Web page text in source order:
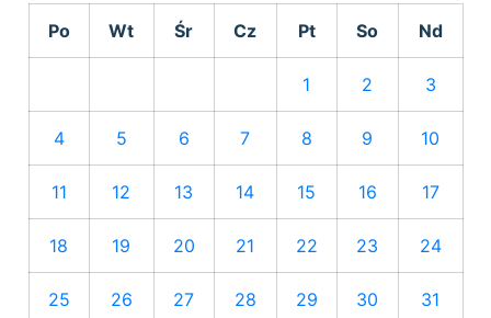
Po Wt Śr Cz Pt So Nd
1 2 3
4 5 6 7 8 9 10
11 12 13 14 15 16 17
18 19 20 21 22 23 24
25 26 27 28 29 30 31